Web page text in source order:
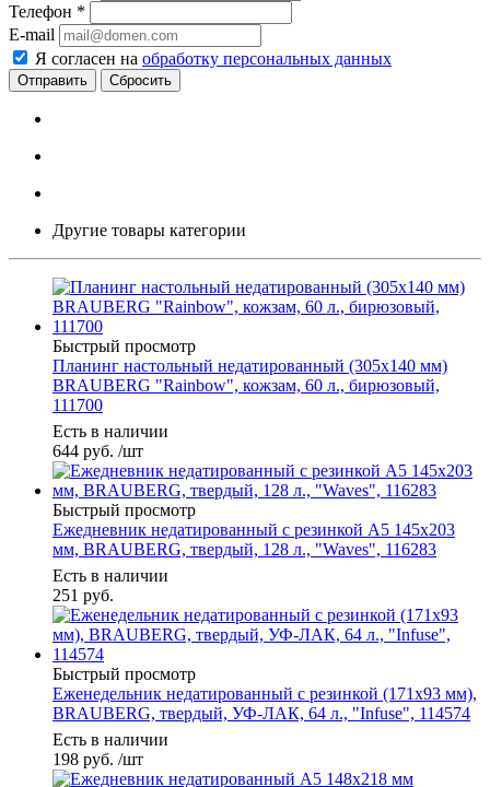
Телефон *
E-mail
Я согласен на обработку персональных данных
Сбросить
Другие товары категории
Быстрый просмотр
Планинг настольный недатированный (305x140 мм)
BRAUBERG "Rainbow", кожзам, 60 л., бирюзовый,
111700
Есть в наличии
644 руб. /шт
Быстрый просмотр
Ежедневник недатированный с резинкой А5 145х203
мм, BRAUBERG, твердый, 128 л., "Waves", 116283
Есть в наличии
251 руб.
Быстрый просмотр
Еженедельник недатированный с резинкой (171х93 мм),
BRAUBERG, твердый, УФ-ЛАК, 64 л., "Infuse", 114574
Есть в наличии
198 руб. /шт